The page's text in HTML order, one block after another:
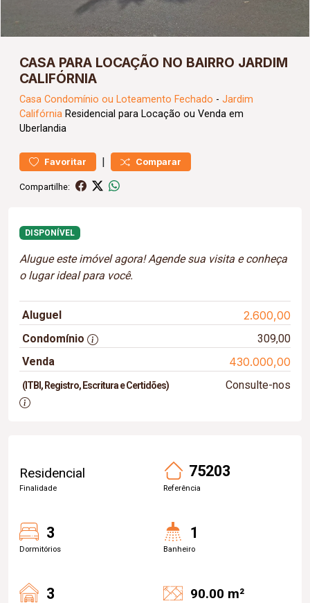
CASA PARA LOCAÇÃO NO BAIRRO JARDIM
CALIFÓRNIA
Casa Condomínio ou Loteamento Fechado - Jardim
Califórnia Residencial para Locação ou Venda em
Uberlandia
Favoritar | Comparar
Compartilhe:
DISPONÍVEL
Alugue este imóvel agora! Agende sua visita e conheça
o lugar ideal para você.
Aluguel 2.600,00
Condomínio
309,00
Venda
430.000,00
(ITBI, Registro, Escritura e Certidões) Consulte-nos
Residencial
Finalidade
75203
Referência
3
Dormitórios
1
Banheiro
3 90.00 m²